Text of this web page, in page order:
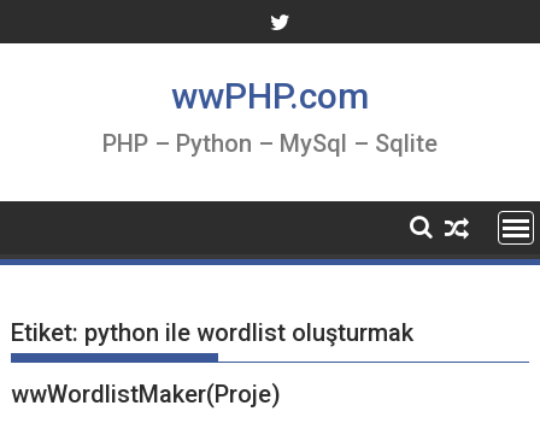
to
wwPHP.com
PHP – Python – MySql – Sqlite
Etiket: python ile wordlist oluşturmak
wwWordlistMaker(Proje)